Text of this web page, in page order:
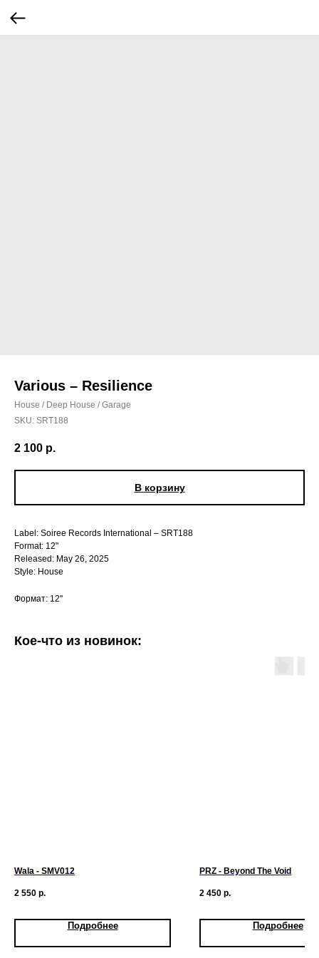
Various – Resilience
House / Deep House / Garage
SKU: SRT188
2 100 р.
В корзину
Label: Soiree Records International – SRT188
Format: 12"
Released: May 26, 2025
Style: House
Формат: 12''
Кое-что из новинок:
Wala - SMV012
2 550 р.
Подробнее
PRZ - Beyond The Void
2 450 р.
Подробнее